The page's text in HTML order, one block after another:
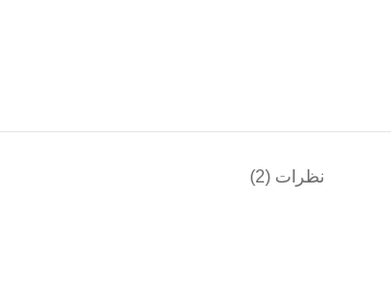
نظرات (2)